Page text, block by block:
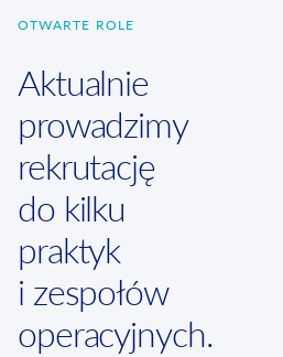
OTWARTE ROLE
Aktualnie
prowadzimy
rekrutację
do kilku
praktyk
i zespołów
operacyjnych.